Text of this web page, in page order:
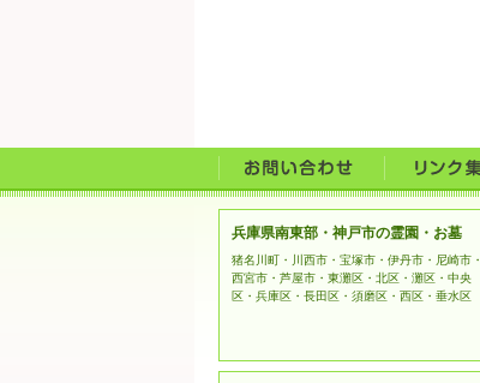
兵庫県南東部・神戸市の霊園・お墓
猪名川町・川西市・宝塚市・伊丹市・尼崎市・
西宮市・芦屋市・東灘区・北区・灘区・中央
区・兵庫区・長田区・須磨区・西区・垂水区